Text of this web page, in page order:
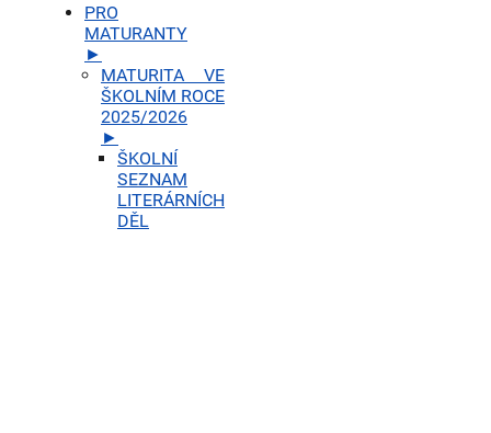
PRO
MATURANTY
►
MATURITA VE
ŠKOLNÍM ROCE
2025/2026
►
ŠKOLNÍ
SEZNAM
LITERÁRNÍCH
DĚL